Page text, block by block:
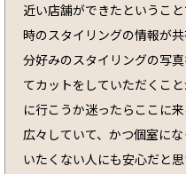
近い店舗ができたというこ
時のスタイリングの情報が
分好みのスタイリングの写
てカットをしていただくこ
に行こうか迷ったらここに
広々していて、かつ個室に
いたくない人にも安心だと